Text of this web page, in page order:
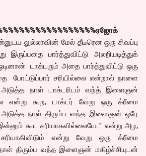
ஏஜோக்
லுல்லாவின் மேல் தீடீரென ஒரு சிவப்பு
பார்த்துவிட்டு அலறியடித்துக்
டாக்டரும் அதை பார்த்துவிட்டு ஒரு
போட்டுப்பார் சரியில்லை என்றால் நாளை
அடுத்த நாள் டாக்டரிடம் வந்த் இளைஞன்
என்று கூற, டாக்டர் வேறு ஒரு க்ரீமை
நாள் திரும்ப வந்த இளைஞன் ஒரே
கூட சரியாகவில்லையே..” என்று அழ,
என்று வேறு ஒரு க்ரீமை
திரும்ப வந்த இளைஞன் மகிழ்ச்சியுடன்